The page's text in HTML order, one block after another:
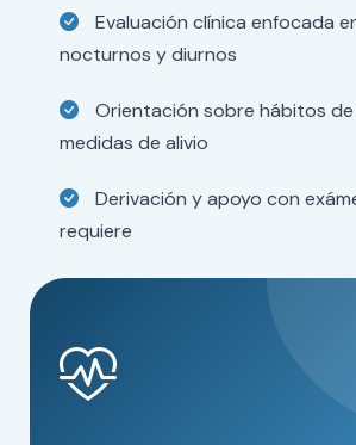
Evaluación clínica enfocada
nocturnos y diurnos
Orientación sobre hábitos
medidas de alivio
Derivación y apoyo con
requiere